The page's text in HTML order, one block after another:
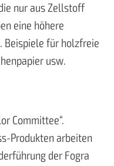
nur aus Zellstoff
eine höhere
Beispiele für holzfreie
usw.
Committee“.
Produkten arbeiten
der Fogra